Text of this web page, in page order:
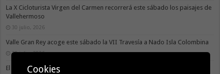
La X Cicloturista Virgen del Carmen recorrerá este sábado los paisajes de
Vallehermoso
30 julio, 2026
Valle Gran Rey acoge este sábado la VII Travesía a Nado Isla Colombina
30 julio, 2026
El II torneo Autonómico Gomahara Beach Vóley ya tiene fecha
Cookies